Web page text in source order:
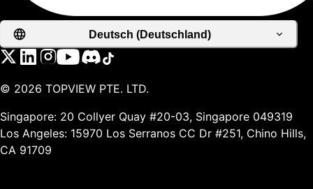
Deutsch (Deutschland)
© 2026 TOPVIEW PTE. LTD.
Singapore: 20 Collyer Quay #20-03, Singapore 049319
Los Angeles: 15970 Los Serranos CC Dr #251, Chino Hills,
CA 91709